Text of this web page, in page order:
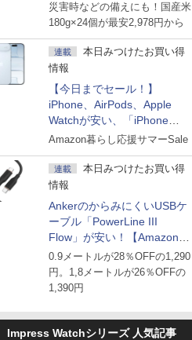
災害時などの備えにも！国産米
180g×24個が最安2,978円から
連載
本日みつけたお買い得
情報
【今日までセール！】
iPhone、AirPods、Apple
Watchが安い、「iPhone
Air」256GB版が139,800円な
Amazon暮らし応援サマーSale
連載
本日みつけたお買い得
情報
AnkerのからみにくいUSBケ
ーブル「PowerLine III
Flow」が安い！【Amazon暮
らし応援サマーSale】
0.9メートルが28％OFFの1,290
円。1,8メートルが26％OFFの
1,390円
Impress Watchシリーズ 人気記事